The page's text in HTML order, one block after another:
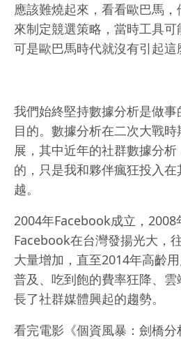
應該難燒起來，看看歐巴馬
來制定競選策略，當時工具可
可是歐巴馬時代就沒有引起這
我們始終堅持數據分析是做
目的。數據分析在二次大戰
展，其中近年的社群數據分
的，只是我和夥伴瘋狂投入
越。
2004年Facebook成立，2008
Facebook在台灣發揚光大，
大量增加，直至2014年高齡
普及、吃到飽的費率狂降、
長了社群媒體興起的趨勢。
看完電影《個資風暴：劍橋